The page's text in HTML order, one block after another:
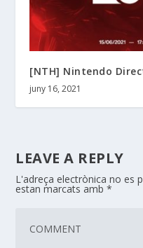
[NTH] Nintendo
juny 16, 2021
LEAVE A REPLY
L'adreça electrònica no es
estan marcats amb*